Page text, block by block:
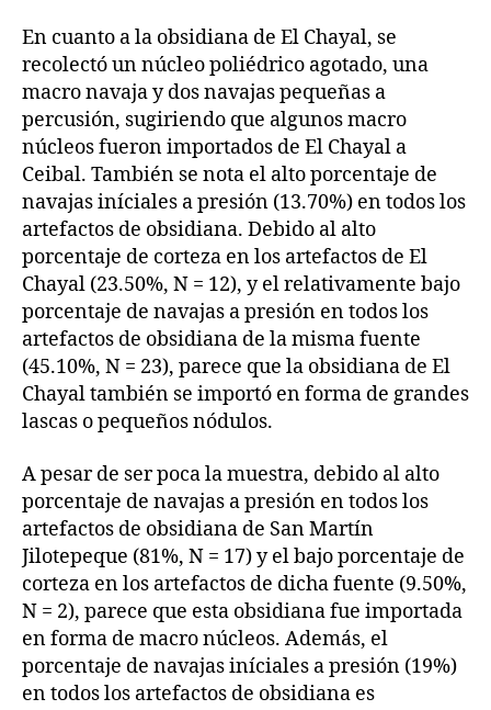
En cuanto a la obsidiana de El Chayal, se
recolectó un núcleo poliédrico agotado, una
macro navaja y dos navajas pequeñas a
percusión, sugiriendo que algunos macro
núcleos fueron importados de El Chayal a
Ceibal. También se nota el alto porcentaje de
navajas iníciales a presión (13.70%) en todos los
artefactos de obsidiana. Debido al alto
porcentaje de corteza en los artefactos de El
Chayal (23.50%, N = 12), y el relativamente bajo
porcentaje de navajas a presión en todos los
artefactos de obsidiana de la misma fuente
(45.10%, N = 23), parece que la obsidiana de El
Chayal también se importó en forma de grandes
lascas o pequeños nódulos.
A pesar de ser poca la muestra, debido al alto
porcentaje de navajas a presión en todos los
artefactos de obsidiana de San Martín
Jilotepeque (81%, N = 17) y el bajo porcentaje de
corteza en los artefactos de dicha fuente (9.50%,
N = 2), parece que esta obsidiana fue importada
en forma de macro núcleos. Además, el
porcentaje de navajas iníciales a presión (19%)
en todos los artefactos de obsidiana es